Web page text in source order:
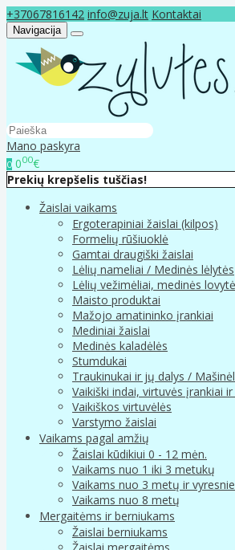
+37067816142 info@zuja.lt Kontaktai
Navigacija
Mano paskyra
0 000€
Prekių krepšelis tuščias!
Žaislai vaikams
Ergoterapiniai žaislai (kilpos)
Formelių rūšiuoklė
Gamtai draugiški žaislai
Lėlių nameliai / Medinės lėlytės
Lėlių vežimėliai, medinės
Maisto produktai
Mažojo amatininko įrankiai
Mediniai žaislai
Medinės kaladėlės
Stumdukai
Traukinukai ir jų dalys /
Vaikiški indai, virtuvės įrankiai
Vaikiškos virtuvėlės
Varstymo žaislai
Vaikams pagal amžių
Žaislai kūdikiui 0 - 12 mėn.
Vaikams nuo 1 iki 3 metukų
Vaikams nuo 3 metų ir
Vaikams nuo 8 metų
Mergaitėms ir berniukams
Žaislai berniukams
Žaislai mergaitėms